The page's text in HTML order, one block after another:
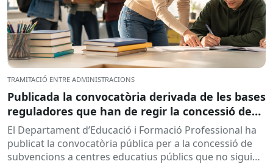
TRAMITACIÓ ENTRE ADMINISTRACIONS
Publicada la convocatòria derivada de les bases
reguladores que han de regir la concessió de
subvencions a centres educatius, per al
desenvolupament de programes de formació i
inserció, durant el curs 2026-2027
El Departament d’Educació i Formació Professional ha
publicat la convocatòria pública per a la concessió de
subvencions a centres educatius públics que no siguin